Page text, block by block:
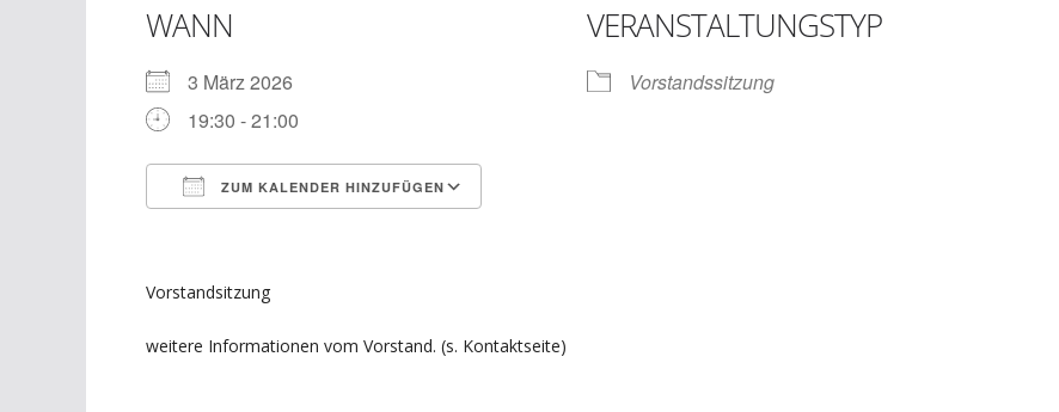
WANN
3 März 2026
19:30 - 21:00
ZUM KALENDER HINZUFÜGEN
VERANSTALTUNGSTYP
Vorstandssitzung
Vorstandsitzung
weitere Informationen vom Vorstand. (s. Kontaktseite)